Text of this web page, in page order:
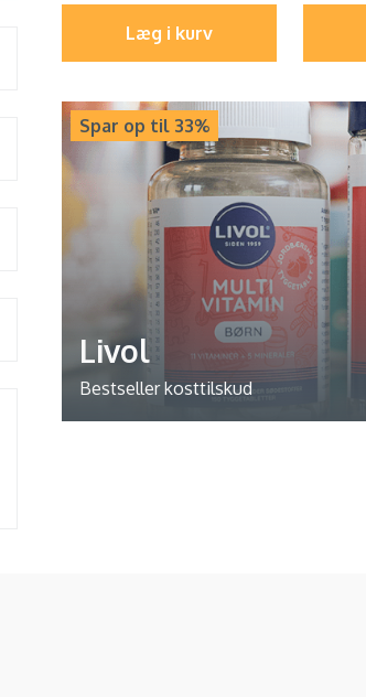
Læg i kurv
Spar op til 33%
Livol
Bestseller kosttilskud